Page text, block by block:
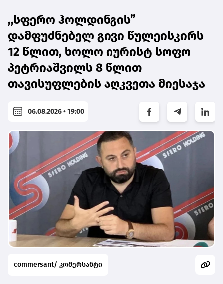
,,სფერო ჰოლდინგის”
დამფუძნებელ გივი წულეისკირს
12 წლით, ხოლო იურისტ სოფო
პეტრიაშვილს 8 წლით
თავისუფლების აღკვეთა მიესაჯა
06.08.2026 • 19:00
commersant/ კომერსანტი